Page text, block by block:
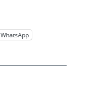
WhatsApp